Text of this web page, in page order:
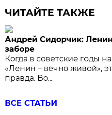
ЧИТАЙТЕ ТАКЖЕ
Андрей Сидорчик:
заборе
Когда в советские годы
«Ленин – вечно живой»,
правда. Во...
ВСЕ СТАТЬИ